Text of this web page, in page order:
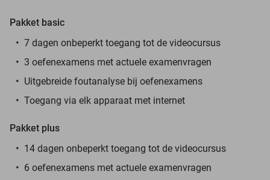
Pakket basic
7 dagen onbeperkt toegang tot de videocursus
3 oefenexamens met actuele examenvragen
Uitgebreide foutanalyse bij oefenexamens
Toegang via elk apparaat met internet
Pakket plus
14 dagen onbeperkt toegang tot de videocursus
6 oefenexamens met actuele examenvragen